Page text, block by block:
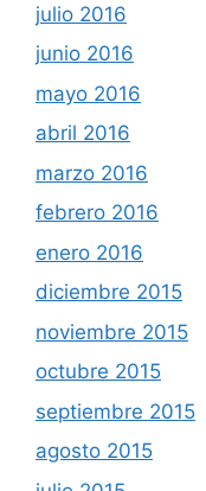
julio 2016
junio 2016
mayo 2016
abril 2016
marzo 2016
febrero 2016
enero 2016
diciembre 2015
noviembre 2015
octubre 2015
septiembre 2015
agosto 2015